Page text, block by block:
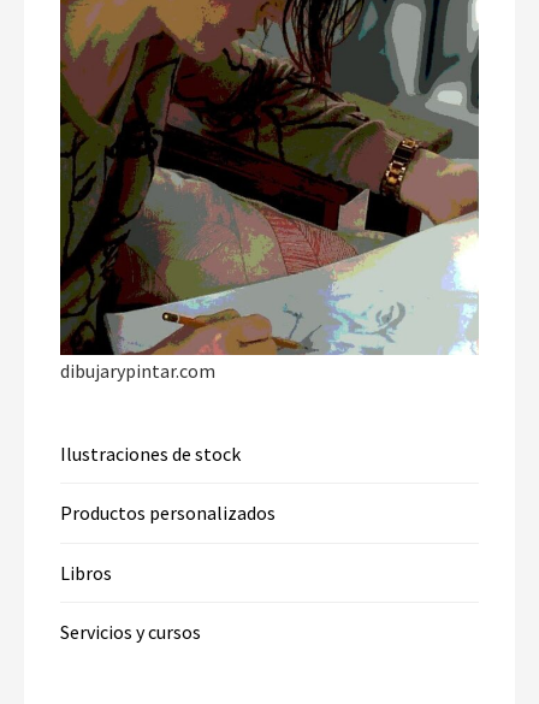
dibujarypintar.com
Ilustraciones de stock
Productos personalizados
Libros
Servicios y cursos